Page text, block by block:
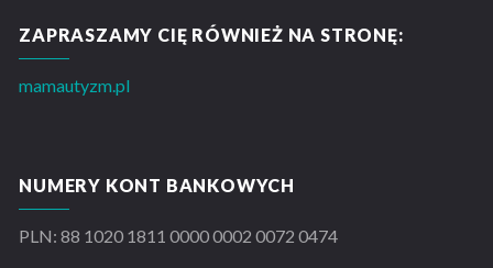
ZAPRASZAMY CIĘ RÓWNIEŻ NA STRONĘ:
mamautyzm.pl
NUMERY KONT BANKOWYCH
PLN: 88 1020 1811 0000 0002 0072 0474